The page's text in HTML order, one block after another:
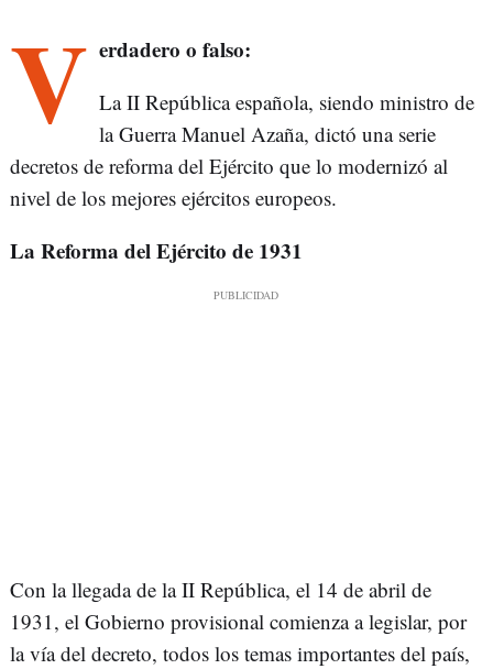
V erdadero o falso:
La II República española, siendo ministro de
la Guerra Manuel Azaña, dictó una serie
decretos de reforma del Ejército que lo modernizó al
nivel de los mejores ejércitos europeos.
La Reforma del Ejército de 1931
Con la llegada de la II República, el 14 de abril de
1931, el Gobierno provisional comienza a legislar, por
la vía del decreto, todos los temas importantes del país,